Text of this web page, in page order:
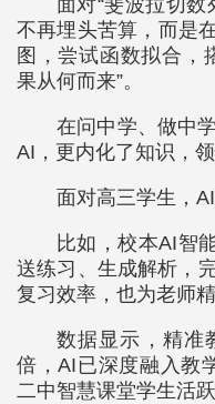
面对“斐波拉切
不再埋头苦算，而是
图，尝试函数拟合，
果从何而来”。
在问中学、做中
AI，更内化了知识，
面对高三学生，AI
比如，校本AI智
送练习、生成解析，
复习效率，也为老师
数据显示，精准
倍，AI已深度融入教
二中智慧课堂学生活